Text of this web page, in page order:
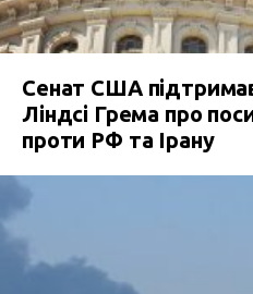
Сенат США
Ліндсі Грема про
проти РФ та Ірану